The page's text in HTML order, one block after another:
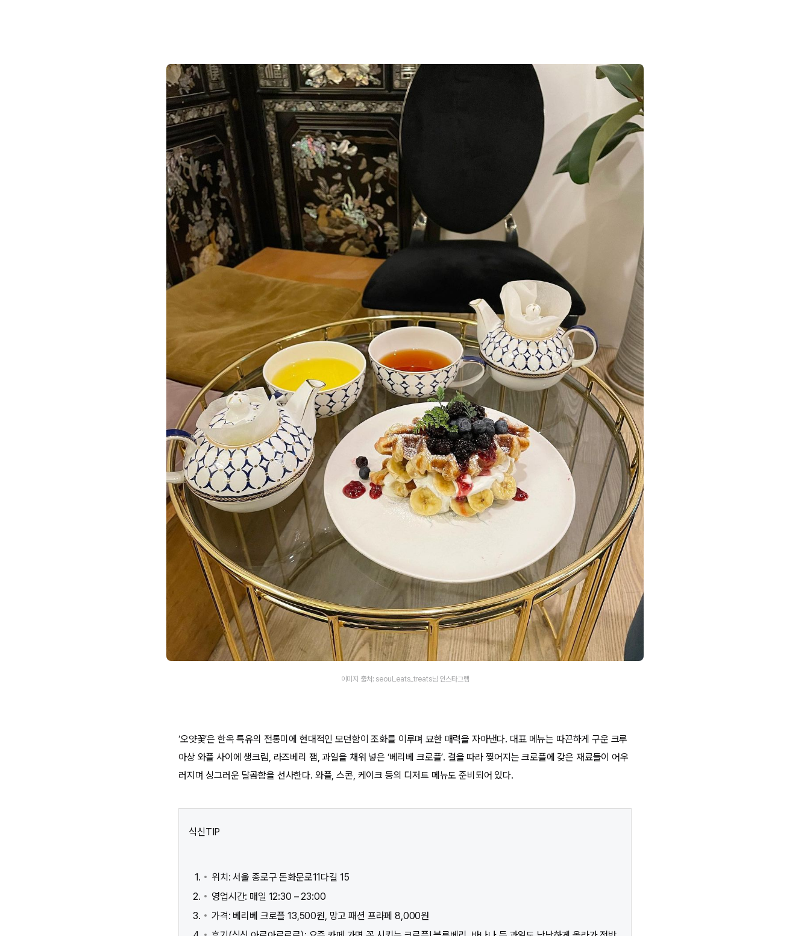
이미지 출처: seoul_eats_treats님 인스타그램
‘오얏꽃’은 한옥 특유의 전통미에 현대적인 모던함이 조화를 이루며 묘한 매력을 자아낸다. 대표 메뉴는 따끈하게 구운 크루
아상 와플 사이에 생크림, 라즈베리 잼, 과일을 채워 넣은 ‘베리베 크로플’. 결을 따라 찢어지는 크로플에 갖은 재료들이 어우
러지며 싱그러운 달곰함을 선사한다. 와플, 스콘, 케이크 등의 디저트 메뉴도 준비되어 있다.
식신TIP
위치: 서울 종로구 돈화문로11다길 15​
영업시간: 매일 12:30 – 23:00
가격: 베리베 크로플 13,500원, 망고 패션 프라페 8,000원